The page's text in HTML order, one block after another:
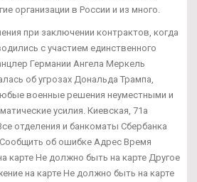
организации в России и из много.
при заключении контрактов, когда
с участием единственного
Германии Ангела Меркель
об угрозах Дональда Трампа,
военные решения неуместными и
усилия. Киевская, 71а
отделения и банкоматы Сбербанка
об ошибке Адрес Время
карте Не должно быть на карте Другое
на карте Не должно быть на карте